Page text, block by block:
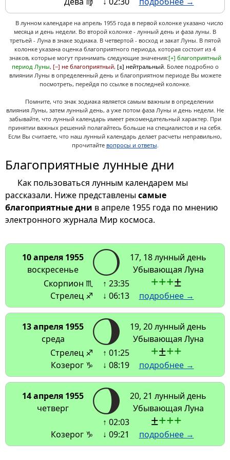
В лунном календаре на апрель 1955 года в первой колонке указано число
месяца и день недели. Во второй колонке - лунный день и фаза луны. В
третьей - Луна в знаке зодиака. В четвертой - восход и закат Луны. В пятой
колонке указана оценка благоприятного периода, которая состоит из 4
знаков, которые могут принимать следующие значения:[+] благоприятный
период Луны, [−] не благоприятный, [±] нейтральный. Более подробно о
влиянии Луны в определенный день и благоприятном периоде Вы можете
посмотреть, перейдя по ссылке в последней колонке.
Помните, что знак зодиака является самым важным в определении
влияния Луны, затем лунный день, а уже потом фаза Луны и день недели. Не
забывайте, что лунный календарь имеет рекомендательный характер. При
принятии важных решений полагайтесь больше на специалистов и на себя.
Если Вы считаете, что наш лунный календарь делает расчеты неправильно,
прочитайте вопросы и ответы
Благоприятные лунные дни
Как пользоваться лунным календарем мы
рассказали. Ниже представленысамые
благоприятные дни в апреле 1955 года по мнению
электронного журнала Мир космоса.
10 апреля 1955
воскресенье
17, 18 лунный день
Убывающая Луна
Скорпион ♏
Стрелец ♐
↑ 23:35
↓ 06:13
+++±
подробнее →
13 апреля 1955
среда
19, 20 лунный день
Убывающая Луна
Стрелец ♐
Козерог ♑
↑ 01:25
↓ 08:19
+±++
подробнее →
14 апреля 1955
четверг
20, 21 лунный день
Убывающая Луна
Козерог ♑
↑ 02:03
↓ 09:21
±+++
подробнее →